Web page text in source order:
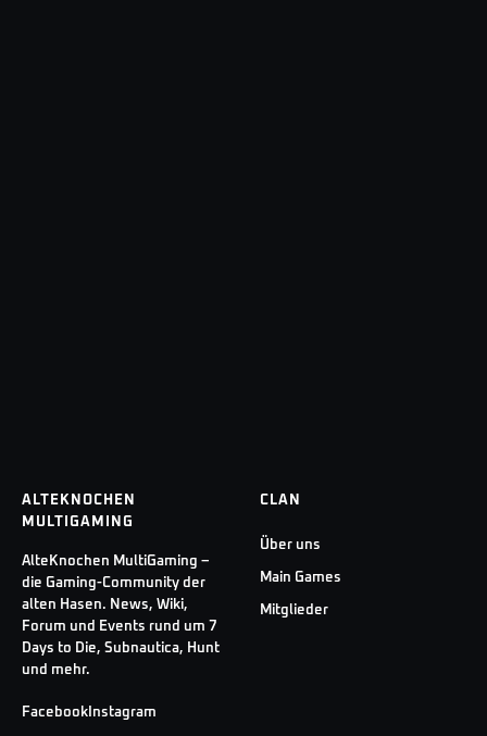
ALTEKNOCHEN
MULTIGAMING
AlteKnochen MultiGaming –
die Gaming-Community der
alten Hasen. News, Wiki,
Forum und Events rund um 7
Days to Die, Subnautica, Hunt
und mehr.
Facebook Instagram
CLAN
Über uns
Main Games
Mitglieder